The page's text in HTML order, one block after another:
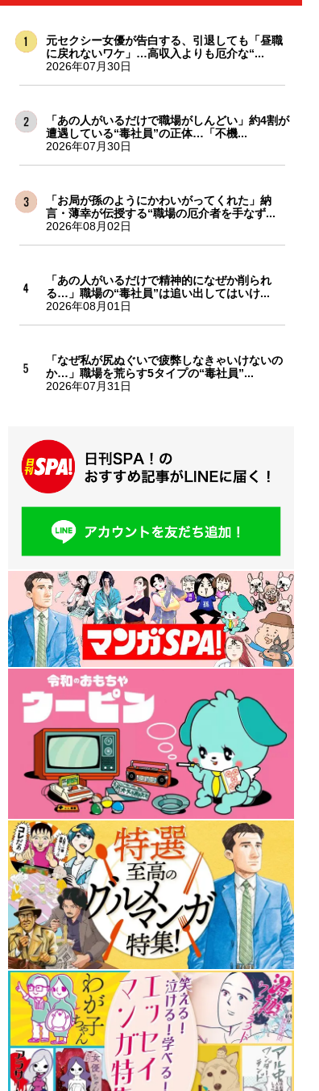
元セクシー女優が告白する、引退しても「昼職
に戻れないワケ」…高収入よりも厄介な“...
2026年07月30日
「あの人がいるだけで職場がしんどい」約4割が
遭遇している“毒社員”の正体…「不機...
2026年07月30日
「お局が孫のようにかわいがってくれた」納
言・薄幸が伝授する“職場の厄介者を手なず...
2026年08月02日
「あの人がいるだけで精神的になぜか削られ
る…」職場の“毒社員”は追い出してはいけ...
2026年08月01日
「なぜ私が尻ぬぐいで疲弊しなきゃいけないの
か…」職場を荒らす5タイプの“毒社員”...
2026年07月31日